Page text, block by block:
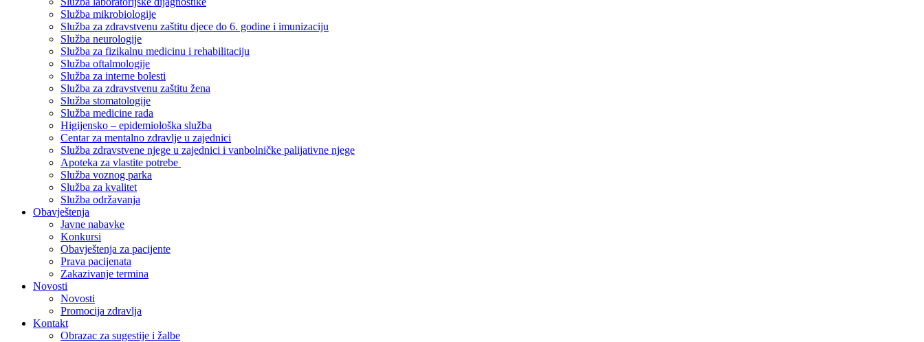
Služba mikrobiologije
Služba za zdravstvenu zaštitu djece do 6. godine i imunizaciju
Služba neurologije
Služba za fizikalnu medicinu i rehabilitaciju
Služba oftalmologije
Služba za interne bolesti
Služba za zdravstvenu zaštitu žena
Služba stomatologije
Služba medicine rada
Higijensko – epidemiološka služba
Centar za mentalno zdravlje u zajednici
Služba zdravstvene njege u zajednici i vanbolničke palijativne njege
Apoteka za vlastite potrebe
Služba voznog parka
Služba za kvalitet
Služba održavanja
Obavještenja
Javne nabavke
Konkursi
Obavještenja za pacijente
Prava pacijenata
Zakazivanje termina
Novosti
Novosti
Promocija zdravlja
Kontakt
Obrazac za sugestije i žalbe